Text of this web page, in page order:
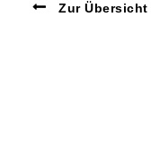
Zur Übersicht